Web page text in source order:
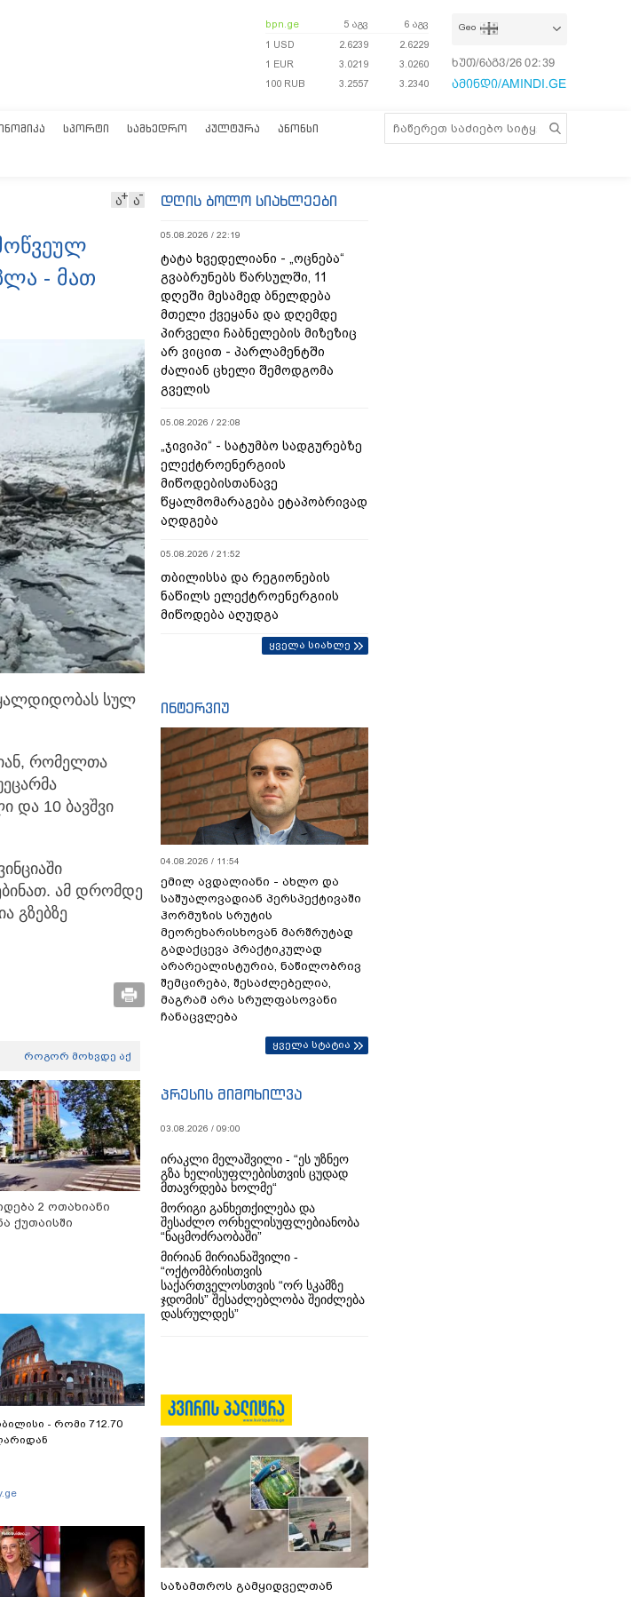
bpn.ge 5 აგვ
6 აგვ
1 USD
2.6239
2.6229
1 EUR
3.0219
3.0260
100 RUB
3.2557 3.2340
Geo
ხუთ/6აგვ/26 02:39:02
ამინდი/AMINDI.GE
ᲡᲞᲝᲠᲢᲘ ᲡᲐᲛᲮᲔᲓᲠᲝ ᲙᲣᲚᲢᲣᲠᲐ ᲐᲜᲝᲜᲡᲘ
ა ა
- მათ
სულ
რომელთა
და 10 ბავშვი
ამ დრომდე
გზებზე
როგორ მოხვდე აქ
2 ოთახიანი
ქუთაისში
- რომი 712.70
დღის ბოლო სიახლეები
05.08.2026 / 22:19
ტატა ხვედელიანი - „ოცნება“
გვაბრუნებს წარსულში, 11
დღეში მესამედ ბნელდება
მთელი ქვეყანა და დღემდე
პირველი ჩაბნელების მიზეზიც
არ ვიცით - პარლამენტში
ძალიან ცხელი შემოდგომა
გველის
05.08.2026 / 22:08
„ჯივიპი“ - სატუმბო სადგურებზე
ელექტროენერგიის
მიწოდებისთანავე
წყალმომარაგება ეტაპობრივად
აღდგება
05.08.2026 / 21:52
თბილისსა და რეგიონების
ნაწილს ელექტროენერგიის
მიწოდება აღუდგა
ყველა სიახლე
ინტერვიუ
04.08.2026 / 11:54
ემილ ავდალიანი - ახლო და
საშუალოვადიან პერსპექტივაში
ჰორმუზის სრუტის
მეორეხარისხოვან მარშრუტად
გადაქცევა პრაქტიკულად
არარეალისტურია, ნაწილობრივ
შემცირება, შესაძლებელია,
მაგრამ არა სრულფასოვანი
ჩანაცვლება
ყველა სტატია
პრესის მიმოხილვა
03.08.2026 / 09:00
ირაკლი მელაშვილი - “ეს უზნეო
გზა ხელისუფლებისთვის ცუდად
მთავრდება ხოლმე“
მორიგი განხეთქილება და
შესაძლო ორხელისუფლებიანობა
“ნაცმოძრაობაში”
მირიან მირიანაშვილი -
“ოქტომბრისთვის
საქართველოსთვის “ორ სკამზე
ჯდომის” შესაძლებლობა შეიძლება
დასრულდეს”
საზამთროს გამყიდველთან